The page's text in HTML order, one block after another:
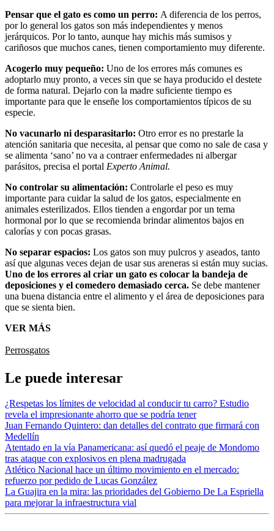
Pensar que el gato es como un perro: A diferencia de los perros,
por lo general los gatos son más independientes y menos
jerárquicos. Por lo tanto, aunque hay michis más sumisos y
cariñosos que muchos canes, tienen comportamiento muy diferente.
Acogerlo muy pequeño: Uno de los errores más comunes es
adoptarlo muy pronto, a veces sin que se haya producido el destete
de forma natural. Dejarlo con la madre suficiente tiempo es
importante para que le enseñe los comportamientos típicos de su
especie.
No vacunarlo ni desparasitarlo: Otro error es no prestarle la
atención sanitaria que necesita, al pensar que como no sale de casa y
se alimenta ‘sano’ no va a contraer enfermedades ni albergar
parásitos, precisa el portal Experto Animal.
No controlar su alimentación: Controlarle el peso es muy
importante para cuidar la salud de los gatos, especialmente en
animales esterilizados. Ellos tienden a engordar por un tema
hormonal por lo que se recomienda brindar alimentos bajos en
calorías y con pocas grasas.
No separar espacios: Los gatos son muy pulcros y aseados, tanto
así que algunas veces dejan de usar sus areneras si están muy sucias.
Uno de los errores al criar un gato es colocar la bandeja de
deposiciones y el comedero demasiado cerca. Se debe mantener
una buena distancia entre el alimento y el área de deposiciones para
que se sienta bien.
VER MÁS
Perrosgatos
Le puede interesar
¿Respetas los límites de velocidad al conducir tu carro? Estudio
revela el impresionante ahorro que se podría tener
Juan Fernando Quintero: dan detalles del contrato que firmará con
Medellín
Atentado en la vía Panamericana: así quedó el peaje de Mondomo
tras ataque con explosivos en plena madrugada
Atlético Nacional hace un último movimiento en el mercado:
refuerzo por pedido de Lucas González
La Guajira en la mira: las prioridades del Gobierno De La Espriella
para mejorar la infraestructura vial